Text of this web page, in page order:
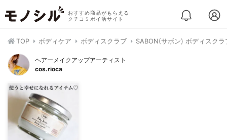
おすすめ商品がもらえる
クチコミポイ活サイト
TOP ボディケア ボディスクラブ SABON(サボン) ボディスクラ
ヘアーメイクアップアーティスト
cos.rioca